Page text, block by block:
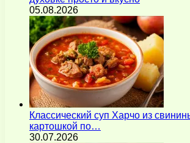
05.08.2026
Классический суп Харчо из
картошкой по…
30.07.2026